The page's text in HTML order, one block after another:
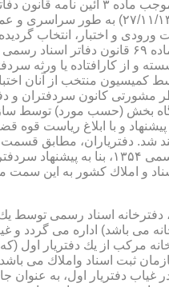
اسناد رسمی كه به موجب ماده ۳ آئین نامه
رسمی (اصلاحی ۲۷/۱۱/۱۳۶۰) به طور
ورودی و اختبار، انتخاب
و از كارافتاده یا ورثه
كمیسیون منتخب از آنان
مشورتی كانون سردفتران و
بخش (حسب مورد) توسط
و با ابلاغ ریاست قوه
قانون دفاتر اسناد رسمی ۱۳۵۴، بنا به
و املاك كشور به این سمت
به بعد، دفترخانه اسناد رسمی
می باشد) اداره می گردد و غیر
مركب از یك دفتریار اول
ثبت اسناد واملاك می
غیاب دفتریار اول، به عنوان